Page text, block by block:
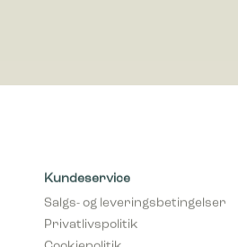
Kundeservice
Salgs- og leveringsbetingelser
Privatlivspolitik
Cookiepolitik